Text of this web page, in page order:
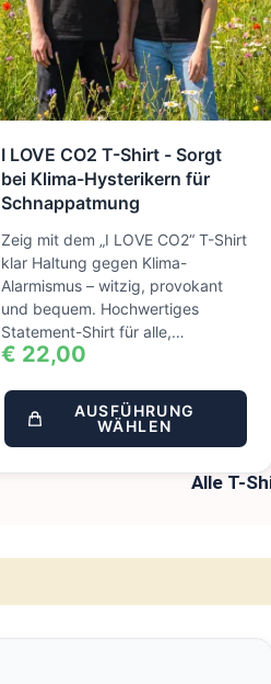
I LOVE CO2 T-Shirt - Sorgt
bei Klima-Hysterikern für
Schnappatmung
Zeig mit dem „I LOVE CO2“ T-Shirt
klar Haltung gegen Klima-
Alarmismus – witzig, provokant
und bequem. Hochwertiges
Statement-Shirt für alle,…
€ 22,00
AUSFÜHRUNG
WÄHLEN
Alle T-